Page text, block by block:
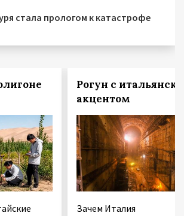
стала прологом к катастрофе
Рогун с
акцентом
Зачем Италия